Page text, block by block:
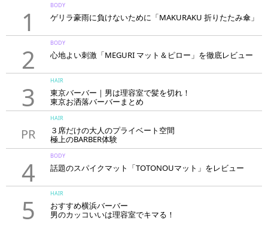
1
BODY
ゲリラ豪雨に負けないために「MAKURAKU 折りたたみ傘」
2
BODY
心地よい刺激「MEGURI マット＆ピロー」を徹底レビュー
3
HAIR
東京バーバー｜男は理容室で髪を切れ！
東京お洒落バーバーまとめ
PR
HAIR
３席だけの大人のプライベート空間
極上のBARBER体験
「LAVIE NEW STANDARD BARBER HANARE新宿店」
4
BODY
話題のスパイクマット「TOTONOUマット」をレビュー
5
HAIR
おすすめ横浜バーバー
男のカッコいいは理容室でキマる！